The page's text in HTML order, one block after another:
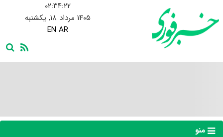
۰۲:۳۴:۲۳
۱۴۰۵ مرداد ۱۸, یکشنبه
EN AR
منو